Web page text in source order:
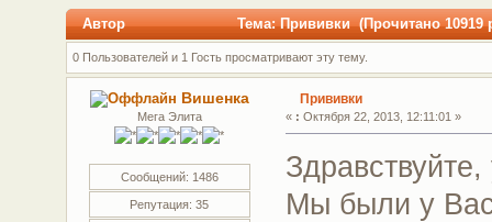
Автор Тема: Прививки (Прочитано 10919
0 Пользователей и 1 Гость просматривают эту тему.
Вишенка
Мега Элита
Сообщений: 1486
Репутация: 35
Прививки
« : Октября 22, 2013, 12:11:01 »
Мы были у